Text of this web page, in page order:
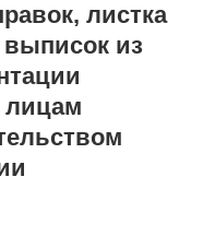
листка
выписок из
лицам